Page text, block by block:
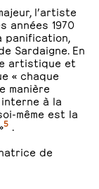
l’artiste
années 1970
Sardaigne. En
artistique et
« chaque
manière
à la
même est la
5
de